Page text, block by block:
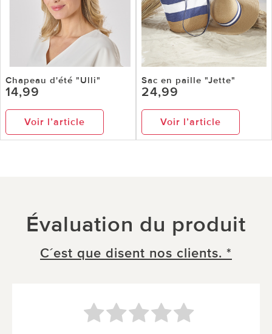
Chapeau d'été "Ulli"
14,99
Voir l’article
Sac en paille "Jette"
24,99
Voir l’article
Évaluation du produit
C´est que disent nos clients. *